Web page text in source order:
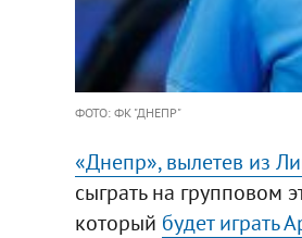
ФОТО: ФК "ДНЕПР"
«Днепр», вылетев из
сыграть на групповом
который будет играть